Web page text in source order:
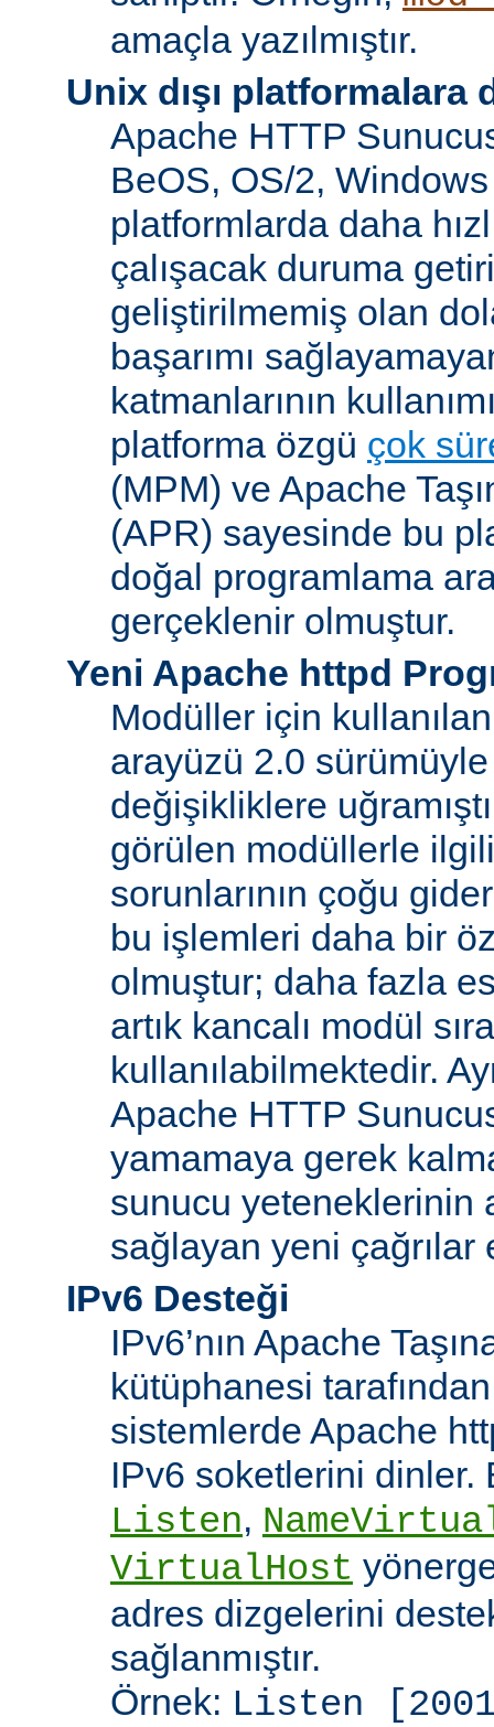
amaçla yazılmıştır.
Unix dışı platformalara
Apache HTTP
BeOS, OS/2,
platformlarda daha
çalışacak duruma
geliştirilmemiş olan
başarımı
katmanlarının
platforma özgü çok
(MPM) ve Apache
(APR) sayesinde bu
doğal programlama
gerçeklenir olmuştur.
Yeni Apache httpd
Modüller için
arayüzü 2.0
değişikliklere
görülen modüllerle
sorunlarının çoğu
bu işlemleri daha bir
olmuştur; daha fazla
artık kancalı modül
kullanılabilmektedir.
Apache HTTP
yamamaya gerek
sunucu yeteneklerinin
sağlayan yeni çağrılar
IPv6 Desteği
IPv6’nın Apache
kütüphanesi
sistemlerde Apache
IPv6 soketlerini dinler.
Listen,
VirtualHost
adres dizgelerini
sağlanmıştır.
Örnek: Listen